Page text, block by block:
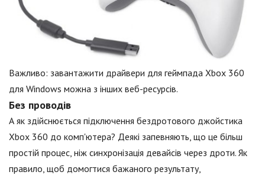
Важливо: завантажити драйвери для геймпада Xbox 360
для Windows можна з інших веб-ресурсів.
Без проводів
А як здійснюється підключення бездротового джойстика
Xbox 360 до комп'ютера? Деякі запевняють, що це більш
простій процес, ніж синхронізація девайсів через дроти. Як
правило, щоб домогтися бажаного результату,